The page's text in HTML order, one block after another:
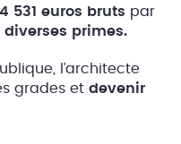
4 531 euros bruts par
diverses primes.
l’architecte
grades et devenir